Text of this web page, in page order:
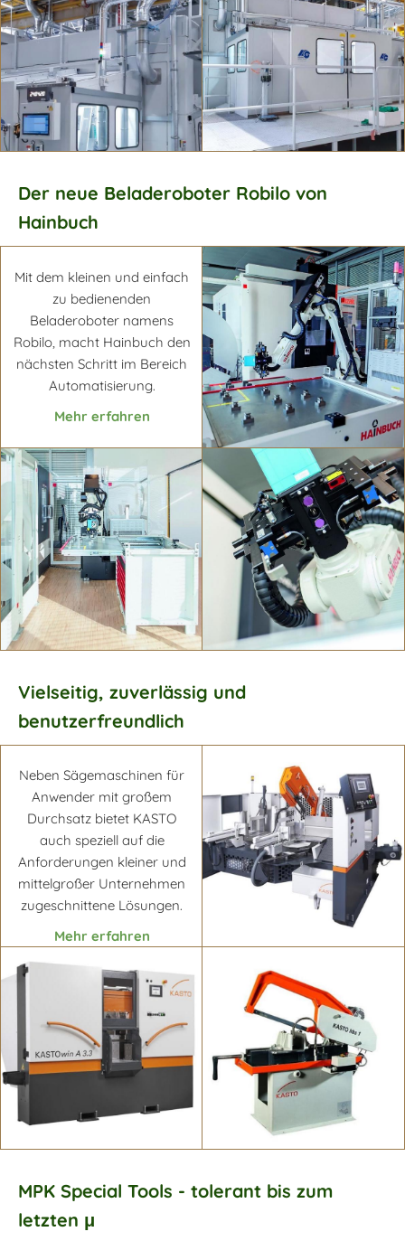
Mehr erfahren
Mehr erfahren
Mehr erfahren Mehr erfahren
Der neue Beladeroboter Robilo von
Hainbuch
Mit dem kleinen und einfach
zu bedienenden
Beladeroboter namens
Robilo, macht Hainbuch den
nächsten Schritt im Bereich
Automatisierung.
Mehr erfahren
Mehr erfahren
Mehr erfahren Mehr erfahren
Vielseitig, zuverlässig und
benutzerfreundlich
Neben Sägemaschinen für
Anwender mit großem
Durchsatz bietet KASTO
auch speziell auf die
Anforderungen kleiner und
mittelgroßer Unternehmen
zugeschnittene Lösungen.
Mehr erfahren
Mehr erfahren
MPK Special Tools - tolerant bis zum
letzten μ